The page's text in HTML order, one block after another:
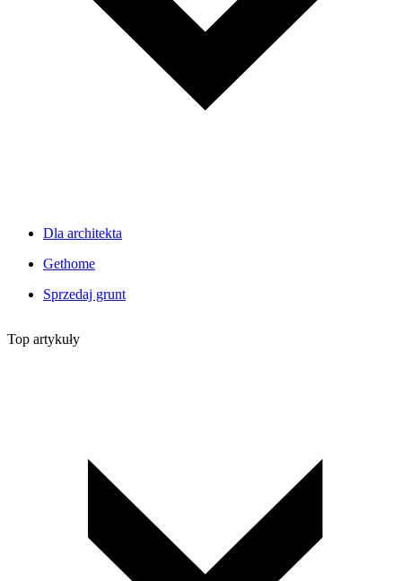
Dla architekta
Gethome
Sprzedaj grunt
Top artykuły